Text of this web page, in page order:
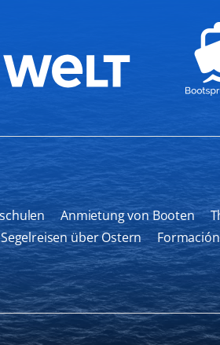
Anmietung von Booten
Segelreisen über Ostern